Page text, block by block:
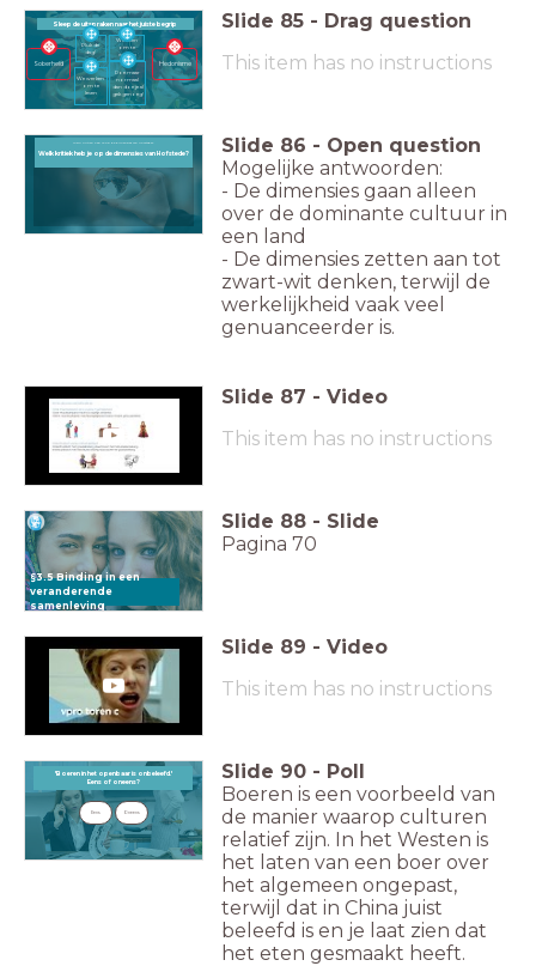
Sleep de uitspraken naar het juiste begrip
Soberheid Hedonisme
Pluk de
dag!
We leven
om te
werken
We werken
om te
leven
Doe maar
normaal
dan doe je al
gek genoeg!
Slide 85 - Drag question
This item has no instructions
Welk kritiek heb je op de dimensies van Hofstede?
Welk kritiek heb je op de dimensies van Hofstede? Slide 86 - Open question
Mogelijke antwoorden:
- De dimensies gaan alleen
over de dominante cultuur in
een land
- De dimensies zetten aan tot
zwart-wit denken, terwijl de
werkelijkheid vaak veel
genuanceerder is.
Slide 87 - Video
This item has no instructions
§3.5 Binding in een
veranderende
samenleving
Slide 88 - Slide
Pagina 70
Slide 89 - Video
This item has no instructions
'Boeren in het openbaar is onbeleefd.'
Eens of oneens?
Eens Oneens
Slide 90 - Poll
Boeren is een voorbeeld van
de manier waarop culturen
relatief zijn. In het Westen is
het laten van een boer over
het algemeen ongepast,
terwijl dat in China juist
beleefd is en je laat zien dat
het eten gesmaakt heeft.